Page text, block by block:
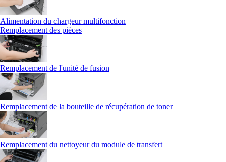
Alimentation du chargeur multifonction
Remplacement des pièces
Remplacement de l'unité de fusion
Remplacement de la bouteille de récupération de toner
Remplacement du nettoyeur du module de transfert